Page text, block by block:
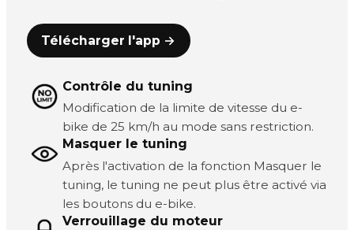
Télécharger l'app →
Contrôle du tuning
Modification de la limite de vitesse du e-
bike de 25 km/h au mode sans restriction.
Masquer le tuning
Après l'activation de la fonction Masquer le
tuning, le tuning ne peut plus être activé via
les boutons du e-bike.
Verrouillage du moteur